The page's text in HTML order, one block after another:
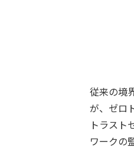
従来の境
が、ゼロ
トラスト
ワークの